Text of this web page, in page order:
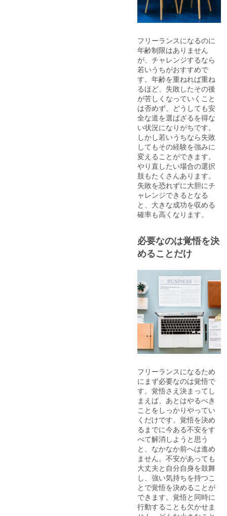
フリーランスになるのに
年齢制限はありません
が、チャレンジするなら
若いうちがおすすめで
す。年齢を重ねれば重ね
るほど、失敗したその後
が苦しくなっていくこと
は否めず、どうしても安
全な道を選ばざるを得な
い状況になりがちです。
しかし若いうちなら失敗
してもその経験を強みに
変えることができます。
やり直したい場合の選択
肢もたくさんあります。
失敗を恐れずに大胆にチ
ャレンジできるとなる
と、大きな成功を収める
確率も高くなります。
必要なのは覚悟を決
めることだけ
フリーランスになるため
にまず必要なのは覚悟で
す。覚悟さえ決まってし
まえば、あとはやるべき
ことをしっかりやってい
くだけです。覚悟を決め
るまでに今ある不安をす
べて解消しようと思う
と、なかなか前へは進め
ません。不安があっても
大丈夫と自分自身を鼓舞
し、強い気持ちを持つこ
とで覚悟を決めることが
できます。覚悟と同時に
行動することも欠かせま